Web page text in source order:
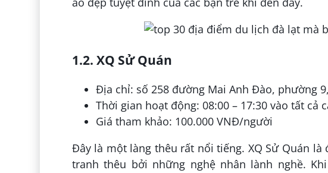
1.2. XQ Sử Quán
Địa chỉ: số 258 đường Mai Anh Đào, phường
Thời gian hoạt động: 08:00 – 17:30 vào tất cả
Giá tham khảo: 100.000 VNĐ/người
Đây là một làng thêu rất nổi tiếng. XQ Sử Quán
tranh thêu bởi những nghệ nhân lành nghề.